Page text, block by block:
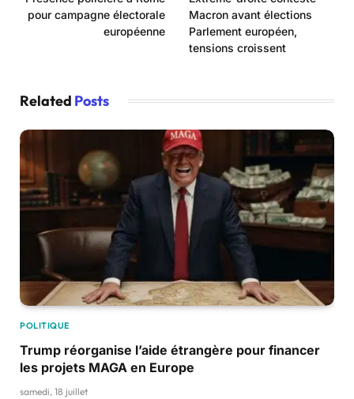
pour campagne électorale
européenne
Macron avant élections
Parlement européen,
tensions croissent
Related Posts
POLITIQUE
Trump réorganise l’aide étrangère pour financer
les projets MAGA en Europe
samedi, 18 juillet